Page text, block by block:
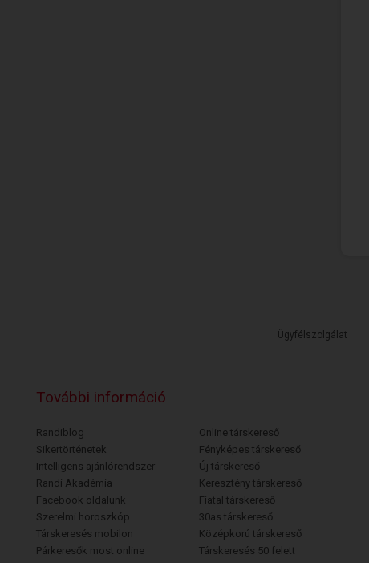
Ügyfélszolgálat
További információ
Randiblog
Sikertörténetek
Intelligens ajánlórendszer
Randi Akadémia
Facebook oldalunk
Szerelmi horoszkóp
Társkeresés mobilon
Párkeresők most online
Online társkereső
Fényképes társkereső
Új társkereső
Keresztény társkereső
Fiatal társkereső
30as társkereső
Középkorú társkereső
Társkeresés 50 felett